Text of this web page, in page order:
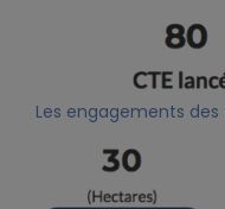
Les engagements des